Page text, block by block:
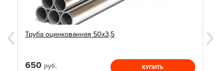
Труба оцинкованная 50х3,5
650 руб. КУПИТЬ